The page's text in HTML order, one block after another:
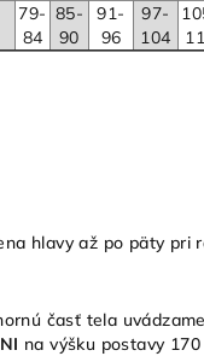
79-
84
85-
90
91-
96
97-
104
hlavy až po päty pri
časť tela
na výšku postavy